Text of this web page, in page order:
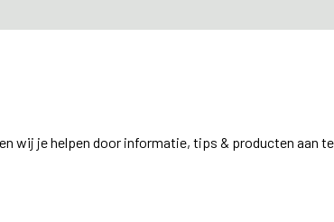
wij je helpen door informatie, tips & producten aan